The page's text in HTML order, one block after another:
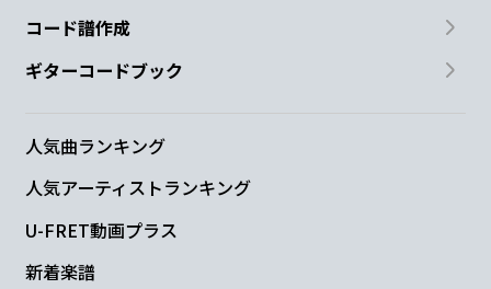
コード譜作成
ギターコードブック
人気曲ランキング
人気アーティストランキング
U-FRET動画プラス
新着楽譜